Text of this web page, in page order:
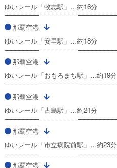
ゆいレール「牧志駅」…約16分
那覇空港
ゆいレール「安里駅」…約18分
那覇空港
ゆいレール「おもろまち駅」…約19分
那覇空港
ゆいレール「古島駅」…約21分
那覇空港
ゆいレール「市立病院前駅」…約23分
那覇空港